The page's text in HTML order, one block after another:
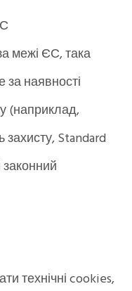
межі ЄС, така
наявності
(наприклад,
захисту, Standard
технічні cookies,